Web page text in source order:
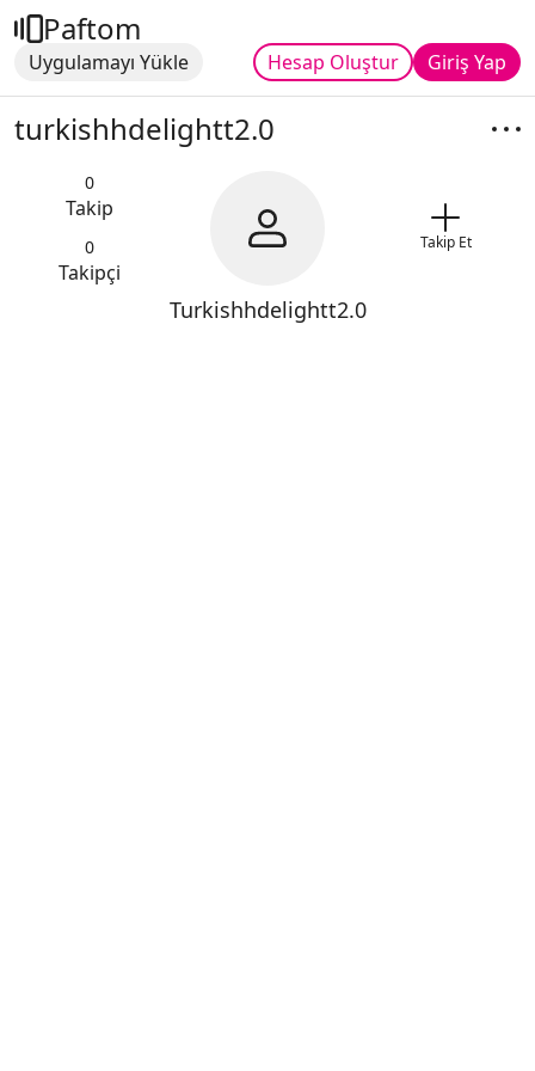
Paftom
Uygulamayı Yükle Hesap Oluştur Giriş Yap
turkishhdelightt2.0
0
Takip
0
Takipçi
Takip Et
Turkishhdelightt2.0